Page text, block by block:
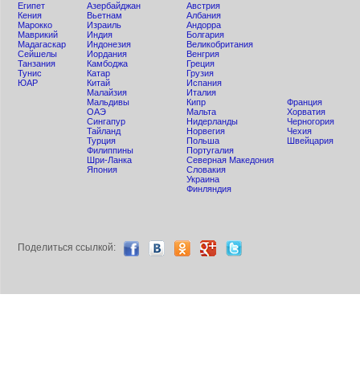
Египет
Кения
Мaрокко
Маврикий
Мадагаскар
Сейшелы
Танзания
Тунис
ЮАР
Азербайджан
Вьетнам
Израиль
Индия
Индонезия
Иордания
Камбоджа
Катар
Китай
Малайзия
Мальдивы
ОАЭ
Сингапур
Тайланд
Турция
Филиппины
Шри-Ланка
Япония
Австрия
Албания
Андорра
Болгария
Великобритания
Венгрия
Греция
Грузия
Испания
Италия
Кипр
Мальта
Нидерланды
Норвегия
Польша
Португалия
Северная Македония
Словакия
Украина
Финляндия
Франция
Хорватия
Черногория
Чехия
Швейцария
Поделиться ccылкой: